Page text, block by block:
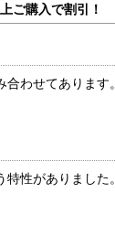
ご購入で割引！
合わせてあります
性がありまし